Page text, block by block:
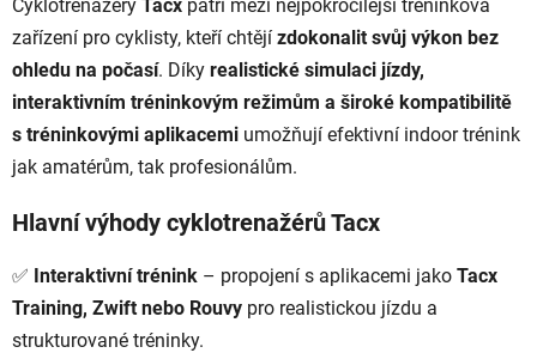
c
í
p
r
v
k
v
ý
p
i
s
Cyklotrenažéry Tacx patří mezi nejpokročilejší tréninková
zařízení pro cyklisty, kteří chtějí zdokonalit svůj výkon bez
ohledu na počasí. Díky realistické simulaci jízdy,
interaktivním tréninkovým režimům a široké kompatibilitě
s tréninkovými aplikacemi umožňují efektivní indoor trénink
jak amatérům, tak profesionálům.
Hlavní výhody cyklotrenažérů Tacx
✅ Interaktivní trénink – propojení s aplikacemi jako Tacx
Training, Zwift nebo Rouvy pro realistickou jízdu a
strukturované tréninky.